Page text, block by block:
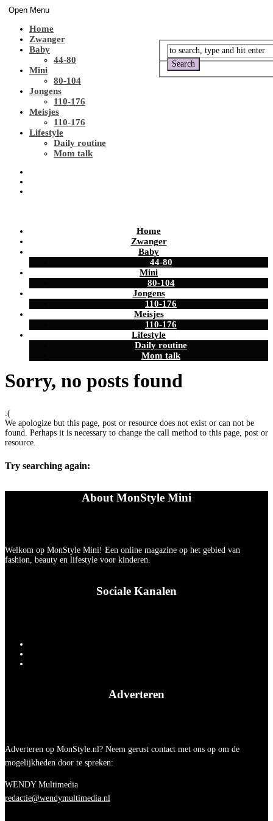
Open Menu
Home
Zwanger
Baby
44-80
Mini
80-104
Jongens
110-176
Meisjes
110-176
Lifestyle
Daily routine
Mom talk
Home
Zwanger
Baby
44-80
Mini
80-104
Jongens
110-176
Meisjes
110-176
Lifestyle
Daily routine
Mom talk
Sorry, no posts found
:(
We apologize but this page, post or resource does not exist or can not be
found. Perhaps it is necessary to change the call method to this page, post or
resource.
Try searching again:
About MonStyle Mini
Welkom op MonStyle Mini! Een online magazine op het gebied van
fashion, beauty en lifestyle voor kinderen.
Sociale Kanalen
Adverteren
Adverteren op MonStyle.nl? Neem gerust contact met ons op om de
mogelijkheden door te spreken:
WENDY Multimedia
redactie@wendymultimedia.nl